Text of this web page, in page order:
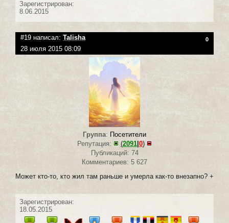
Зарегистрирован:
8.06.2015
#19 написал: Talisha 0
28 июля 2015 08:09
Группа: Посетители
Репутация:
(2091|0)
Публикаций: 74
Комментариев: 5 627
Может кто-то, кто жил там раньше и умерла как-то внезапно? +
Зарегистрирован:
18.05.2015